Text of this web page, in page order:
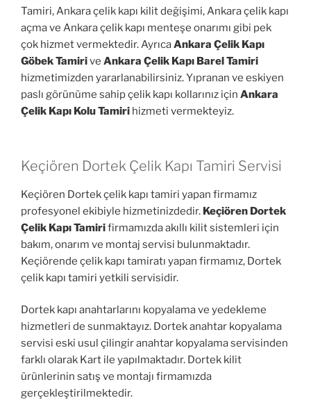
Tamiri, Ankara çelik kapı kilit değişimi, Ankara çelik kapı
açma ve Ankara çelik kapı menteşe onarımı gibi pek
çok hizmet vermektedir. AyrıcaAnkara Çelik Kapı
Göbek Tamirive Ankara Çelik Kapı Barel Tamiri
hizmetimizden yararlanabilirsiniz. Yıpranan ve eskiyen
paslı görünüme sahip çelik kapı kollarınız için Ankara
Çelik Kapı Kolu Tamiri hizmeti vermekteyiz.
Keçiören Dortek Çelik Kapı Tamiri Servisi
Keçiören Dortek çelik kapı tamiri yapan firmamız
profesyonel ekibiyle hizmetinizdedir. Keçiören Dortek
Çelik Kapı Tamirifirmamızda akıllı kilit sistemleri için
bakım, onarım ve montaj servisi bulunmaktadır.
Keçiörende çelik kapı tamiratı yapan firmamız, Dortek
çelik kapı tamiri yetkili servisidir.
Dortek kapı anahtarlarını kopyalama ve yedekleme
hizmetleri de sunmaktayız. Dortek anahtar kopyalama
servisi eski usul çilingir anahtar kopyalama servisinden
farklı olarak Kart ile yapılmaktadır. Dortek kilit
ürünlerinin satış ve montajı firmamızda
gerçekleştirilmektedir.